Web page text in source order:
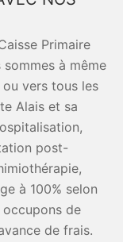
Primaire
à même
vers tous les
Alais et sa
post-
à 100% selon
de
de frais.